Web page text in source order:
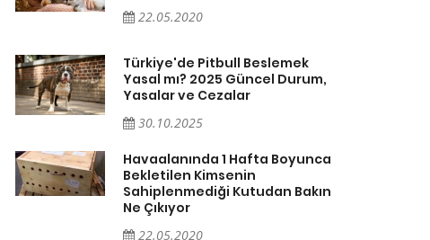
22.05.2020
Türkiye'de Pitbull Beslemek
Yasal mı? 2025 Güncel Durum,
Yasalar ve Cezalar
30.10.2025
Havaalanında 1 Hafta Boyunca
Bekletilen Kimsenin
Sahiplenmediği Kutudan Bakın
Ne Çıkıyor
22.05.2020